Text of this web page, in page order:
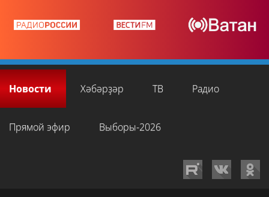
Новости Хәбәрҙәр ТВ Радио
Прямой эфир Выборы-2026